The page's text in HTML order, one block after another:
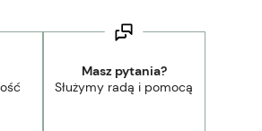
Masz pytania?
Służymy radą i pomocą